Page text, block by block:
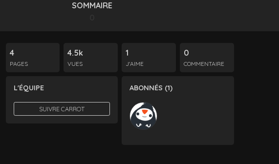
SOMMAIRE
4
PAGES
4.5k
VUES
1
J'AIME
0
COMMENTAIRE
L'ÉQUIPE
SUIVRE CARROT
ABONNÉS (1)